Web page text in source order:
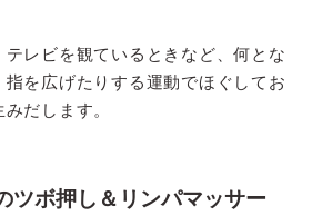
レビを観ているときなど、何とな
指を広げたりする運動でほぐしてお
だします。
ツボ押し＆リンパマッサー